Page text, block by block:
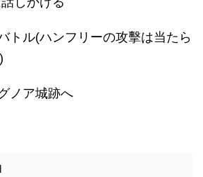
トル(ハンフリーの攻擊は当たら
ノア城跡へ